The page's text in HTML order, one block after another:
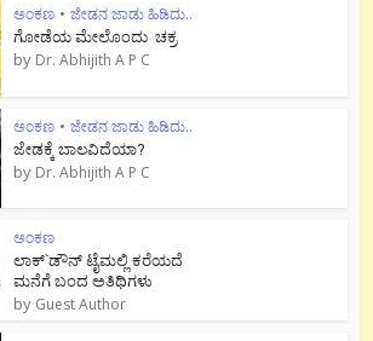
ಅಂಕಣ • ಜೇಡನ ಜಾಡು ಹಿಡಿದು..
ಗೋಡೆಯ ಮೇಲೊಂದು ಚಕ್ರ
by Dr. Abhijith A P C
ಅಂಕಣ • ಜೇಡನ ಜಾಡು ಹಿಡಿದು..
ಜೇಡಕ್ಕೆ ಬಾಲವಿದೆಯಾ?
by Dr. Abhijith A P C
ಅಂಕಣ
ಲಾಕ್`ಡೌನ್ ಟೈಮಲ್ಲಿ ಕರೆಯದೆ
ಮನೆಗೆ ಬಂದ ಅತಿಥಿಗಳು
by Guest Author